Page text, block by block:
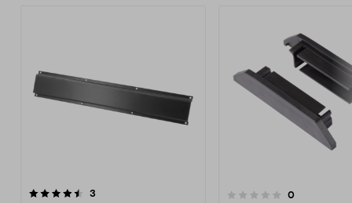
3
0.0 av 5 stjerner 0anmeldelser
0.0 av 5 stjerner